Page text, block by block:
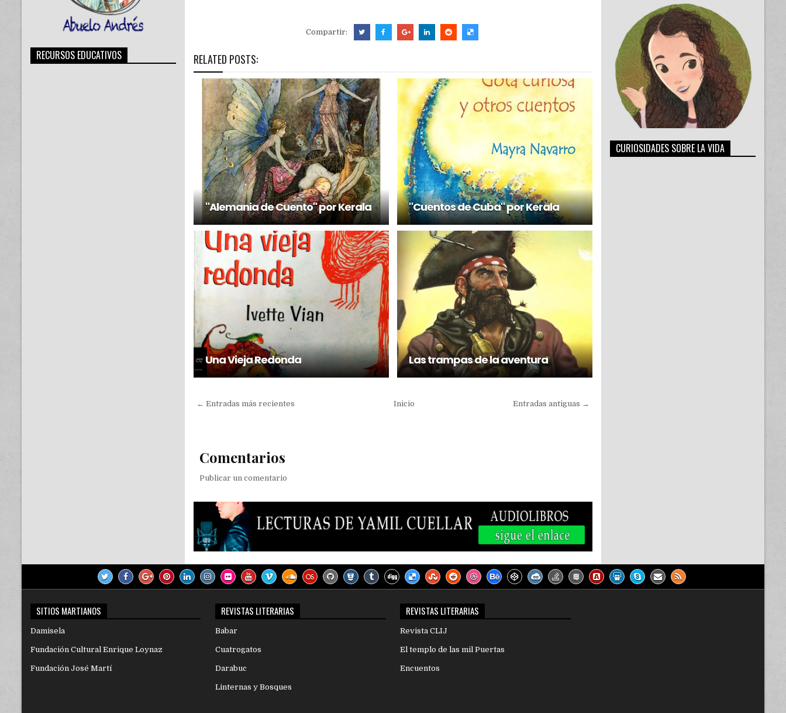
Compartir:
RELATED POSTS:
"Alemania de Cuento" por Kerala "Cuentos de Cuba" por Kerala
Una Vieja Redonda Las trampas de la aventura
← Entradas más recientes Entradas antiguas →
Inicio
Comentarios
Publicar un comentario
RECURSOS EDUCATIVOS
CURIOSIDADES SOBRE LA VIDA
SITIOS MARTIANOS
Damisela
Fundación Cultural Enrique Loynaz
Fundación José Martí
REVISTAS LITERARIAS
Babar
Cuatrogatos
Darabuc
Linternas y Bosques
REVISTAS LITERARIAS
Revista CLIJ
El templo de las mil Puertas
Encuentos